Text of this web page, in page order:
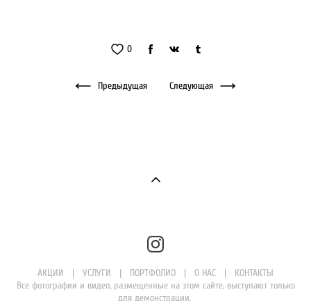
0
Предыдущая Следующая
АКЦИИ | УСЛУГИ | ПОРТФОЛИО | О НАС | КОНТАКТЫ
Все фотографии и видео, размещенные на этом сайте, выступают только
для демонстрации.